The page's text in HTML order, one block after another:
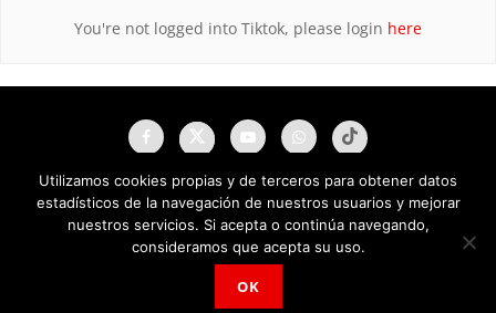
You're not logged into Tiktok, please login here
NAU Noticias A Tiempo Universales © 2025
Utilizamos cookies propias y de terceros para obtener datos
estadísticos de la navegación de nuestros usuarios y mejorar
nuestros servicios. Si acepta o continúa navegando,
consideramos que acepta su uso.
OK